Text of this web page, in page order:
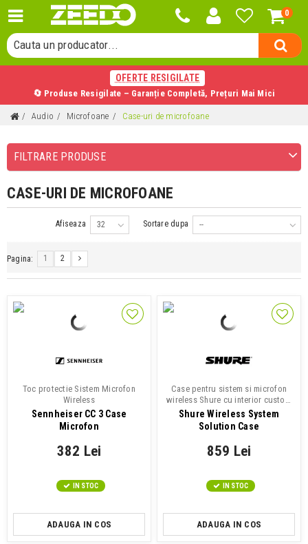
0
Cauta o categorie...
Cauta un producator...
Cauta un produs...
OFERTE RESIGILATE
🔄 Produse Resigilate – Garanție Completă, Prețuri Mai Mici
Audio Microfoane Case-uri de microfoane
FILTRARE PRODUSE
CASE-URI DE MICROFOANE
Sortare dupa --
Afiseaza 32
Pagina: 1 2
Toc protectie Sistem Microfon
Wireless
Sennheiser CC 3 Case
Microfon
382 Lei
IN STOC
ADAUGA IN COS
Case pentru sistem si microfon
wireless Shure cu interior custom
si capace detasabile
Shure Wireless System
Solution Case
859 Lei
IN STOC
ADAUGA IN COS